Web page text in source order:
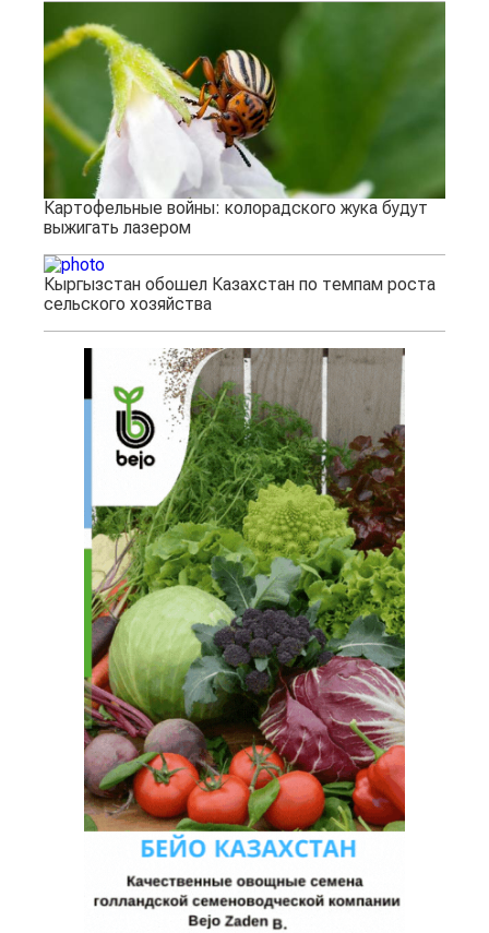
Картофельные войны: колорадского жука будут
выжигать лазером
Кыргызстан обошел Казахстан по темпам роста
сельского хозяйства